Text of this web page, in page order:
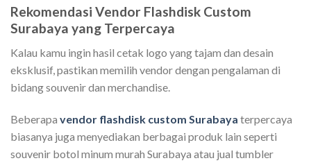
Rekomendasi Vendor Flashdisk Custom
Surabaya yang Terpercaya
Kalau kamu ingin hasil cetak logo yang tajam dan desain
eksklusif, pastikan memilih vendor dengan pengalaman di
bidang souvenir dan merchandise.
Beberapa vendor flashdisk custom Surabaya terpercaya
biasanya juga menyediakan berbagai produk lain seperti
souvenir botol minum murah Surabaya atau jual tumbler